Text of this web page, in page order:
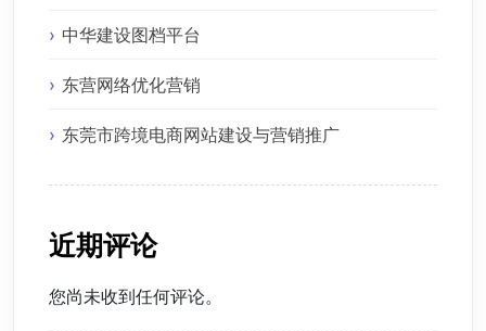
中华建设图档平台
东营网络优化营销
东莞市跨境电商网站建设与营销推广
近期评论
您尚未收到任何评论。